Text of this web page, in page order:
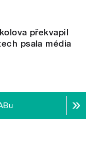
překvapil
psala média